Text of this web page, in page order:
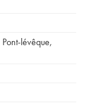
Pont-lévêque,